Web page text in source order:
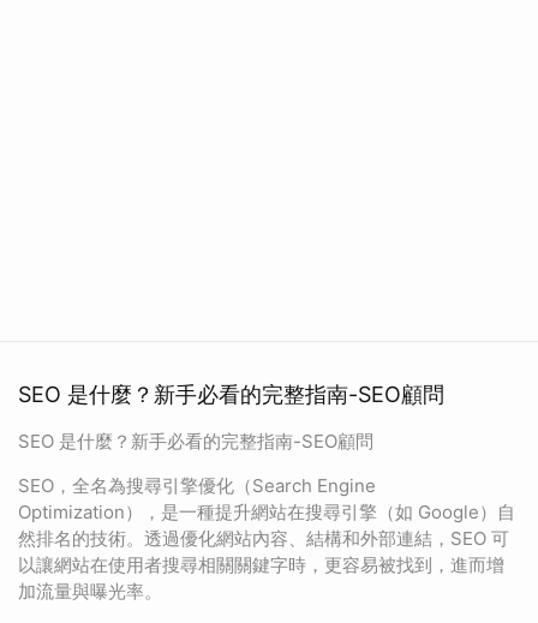
SEO 是什麼？新手必看的完整指南-SEO顧問
SEO 是什麼？新手必看的完整指南-SEO顧問
SEO，全名為搜尋引擎優化（Search Engine
Optimization），是一種提升網站在搜尋引擎（如 Google）自
然排名的技術。透過優化網站內容、結構和外部連結，SEO 可
以讓網站在使用者搜尋相關關鍵字時，更容易被找到，進而增
加流量與曝光率。